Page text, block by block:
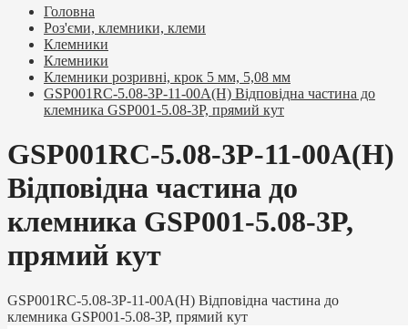
Головна
Роз'єми, клемники, клеми
Клемники
Клемники
Клемники розривні, крок 5 мм, 5,08 мм
GSP001RC-5.08-3P-11-00A(H) Відповідна частина до
клемника GSP001-5.08-3P, прямий кут
GSP001RC-5.08-3P-11-00A(H)
Відповідна частина до
клемника GSP001-5.08-3P,
прямий кут
GSP001RC-5.08-3P-11-00A(H) Відповідна частина до
клемника GSP001-5.08-3P, прямий кут